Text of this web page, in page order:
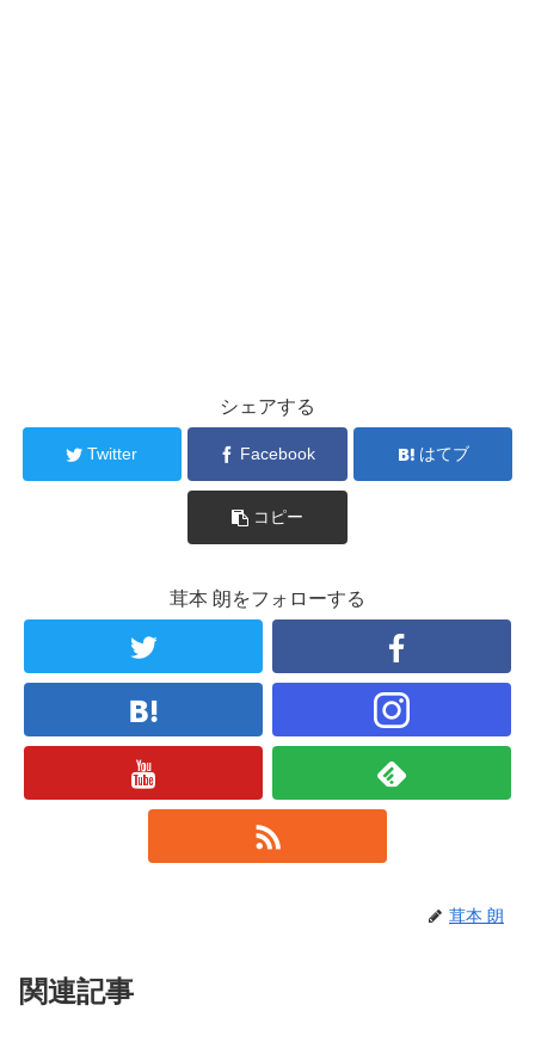
シェアする
Twitter Facebook はてブ
コピー
茸本 朗をフォローする
茸本 朗
関連記事